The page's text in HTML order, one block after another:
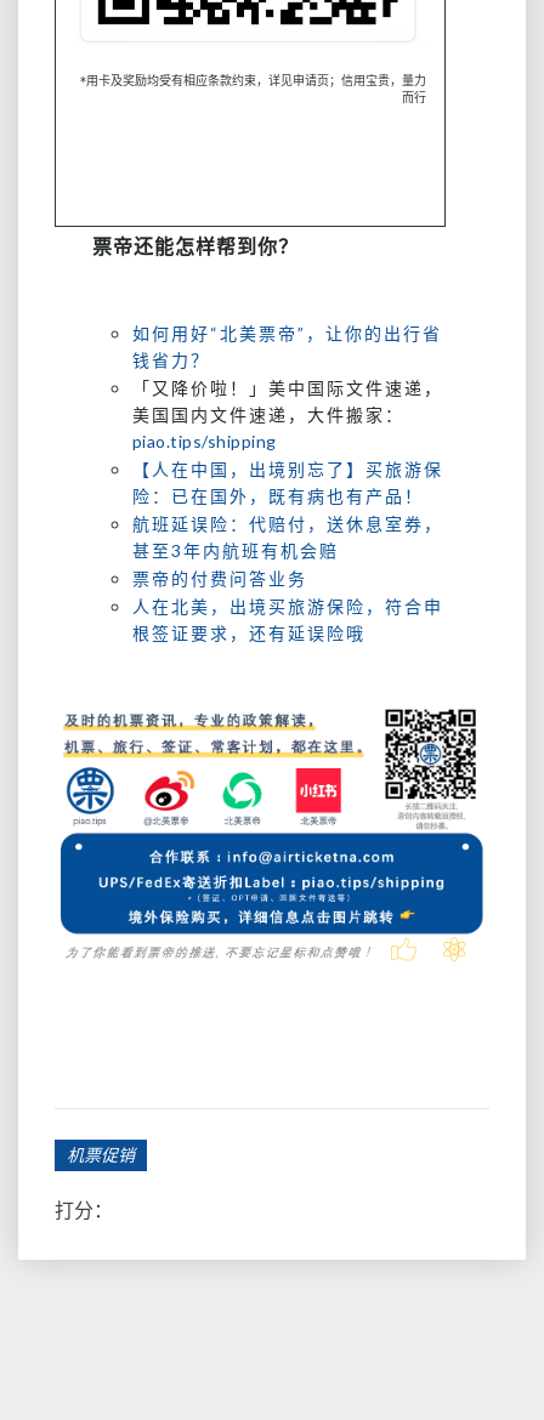
*用卡及奖励均受有相应条款约束，详见申请页；信用宝贵，量力
而行
票帝还能怎样帮到你？
如何用好“北美票帝”，让你的出行省
钱省力？
「又降价啦！」美中国际文件速递，
美国国内文件速递，大件搬家：
piao.tips/shipping
【人在中国，出境别忘了】买旅游保
险：已在国外，既有病也有产品！
航班延误险：代赔付，送休息室券，
甚至3年内航班有机会赔
票帝的付费问答业务
人在北美，出境买旅游保险，符合申
根签证要求，还有延误险哦
机票促销
打分：